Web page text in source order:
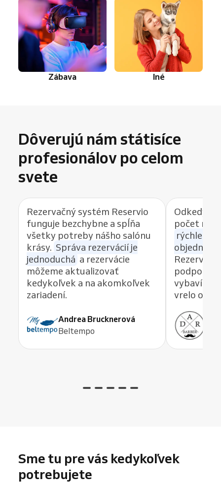
Zábava Iné
Dôverujú nám státisíce
profesionálov po celom
svete
Rezervačný systém Reservio
funguje bezchybne a spĺňa
všetky potreby nášho salónu
krásy. Správa rezervácií je
jednoduchá a rezervácie
môžeme aktualizovať
kedykoľvek a na akomkoľvek
zariadení.
Andrea Brucknerová
Beltempo
Odkedy
počet
rýchlemu
podpory,
vybaví
vrelo
Sme tu pre vás kedykoľvek
potrebujete